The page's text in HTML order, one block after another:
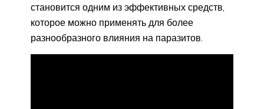
становится одним из эффективных средств,
которое можно применять для более
разнообразного влияния на паразитов.